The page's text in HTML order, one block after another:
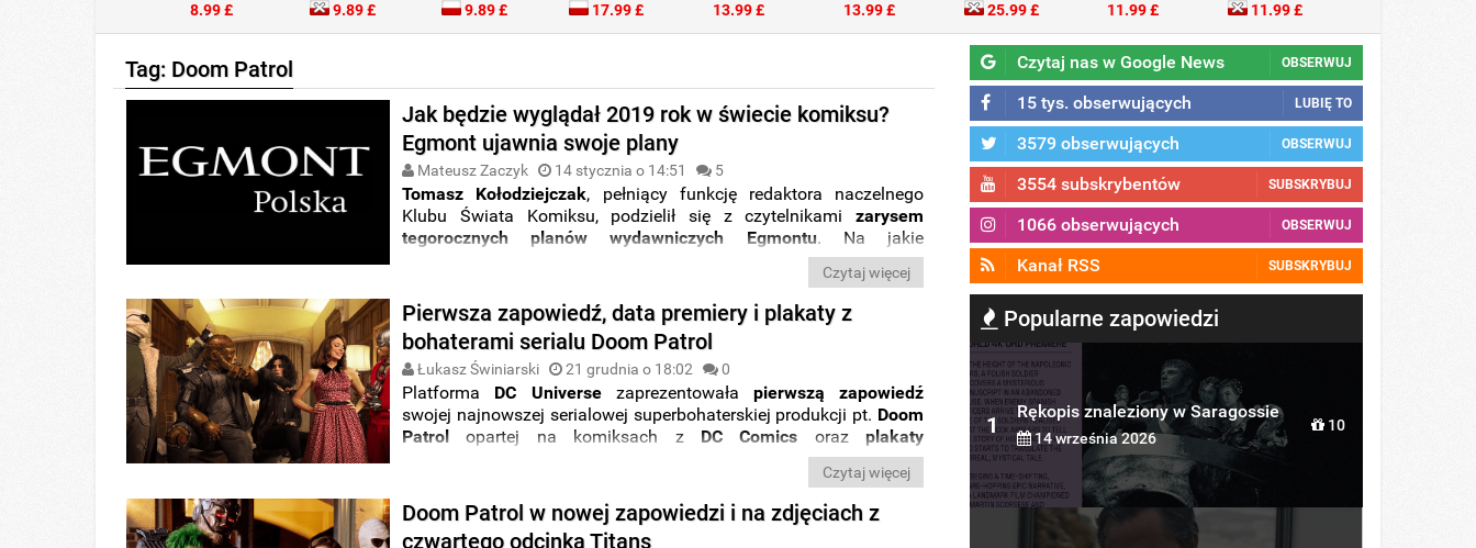
8.99 £
9.89 £
9.89 £
17.99 £
13.99 £
13.99 £
25.99 £
11.99 £
11.99 £
Tag: Doom Patrol
Jak będzie wyglądał 2019 rok w świecie komiksu?
Egmont ujawnia swoje plany
Mateusz Zaczyk 14 stycznia o 14:51 5
Tomasz Kołodziejczak, pełniący funkcję redaktora naczelnego
Klubu Świata Komiksu, podzielił się z czytelnikamizarysem
tegorocznych planów wydawniczych Egmontu. Na jakie
komiksowe premiery możemy liczyć w najbliższych miesiącach?
Czytaj więcej
Pierwsza zapowiedź, data premiery i plakaty z
bohaterami serialu Doom Patrol
Łukasz Świniarski 21 grudnia o 18:02 0
Platforma DC Universezaprezentowała pierwszą zapowiedź
swojej najnowszej serialowej superbohaterskiej produkcji pt. Doom
Patrol opartej na komiksach z DC Comics orazplakaty
przedstawiające jej głównych bohaterów. Zobaczcie sami.
Czytaj więcej
Doom Patrol w nowej zapowiedzi i na zdjęciach z
czwartego odcinka Titans
Czytaj nas w Google News OBSERWUJ
15 tys. obserwujących LUBIĘ TO
3579 obserwujących OBSERWUJ
3554 subskrybentów SUBSKRYBUJ
1066 obserwujących OBSERWUJ
Kanał RSS SUBSKRYBUJ
Popularne zapowiedzi
1
Rękopis znaleziony w Saragossie
14 września 2026
10